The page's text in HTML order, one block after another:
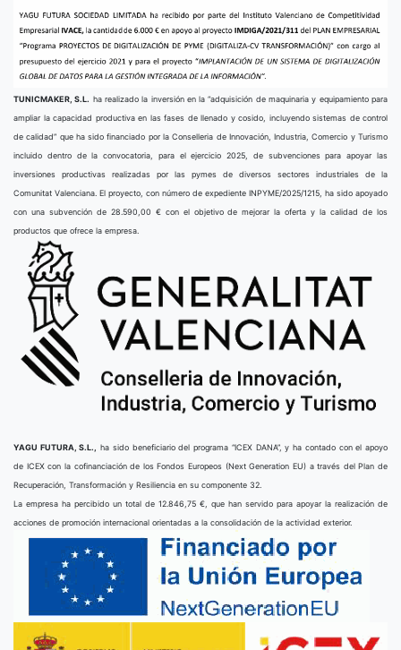
TUNICMAKER, S.L. ha realizado la inversión en la “adquisición de maquinaria y equipamiento para
ampliar la capacidad productiva en las fases de llenado y cosido, incluyendo sistemas de control
de calidad” que ha sido financiado por la Conselleria de Innovación, Industria, Comercio y Turismo
incluido dentro de la convocatoria, para el ejercicio 2025, de subvenciones para apoyar las
inversiones productivas realizadas por las pymes de diversos sectores industriales de la
Comunitat Valenciana. El proyecto, con número de expediente INPYME/2025/1215, ha sido apoyado
con una subvención de 28.590,00 € con el objetivo de mejorar la oferta y la calidad de los
productos que ofrece la empresa.
YAGU FUTURA, S.L.,
ha sido beneficiario del programa “ICEX DANA”, y ha contado con el apoyo
de ICEX con la cofinanciación de los Fondos Europeos (Next Generation EU) a través del Plan de
Recuperación, Transformación y Resiliencia en su componente 32.
La empresa ha percibido un total de 12.846,75 €, que han servido para apoyar la realización de
acciones de promoción internacional orientadas a la consolidación de la actividad exterior.